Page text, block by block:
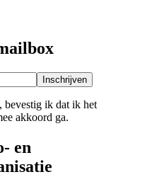
Inschrijven
bevestig ik dat ik het
akkoord ga.
en